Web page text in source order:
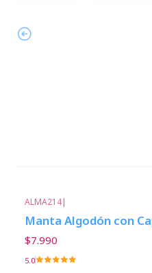
ALMA214|
Manta Algodón con
$7.990
5.0